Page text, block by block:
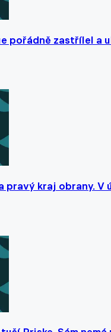
pořádně zastřílel a
pravý kraj obrany. V